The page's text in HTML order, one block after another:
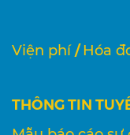
Viện phí / Hóa
THÔNG TIN